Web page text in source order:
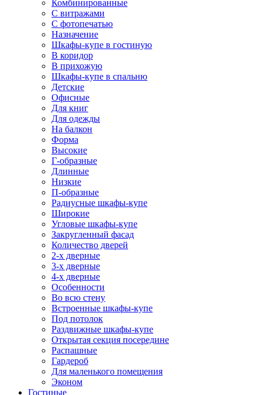
Комбинированные
С витражами
С фотопечатью
Назначение
Шкафы-купе в гостиную
В коридор
В прихожую
Шкафы-купе в спальню
Детские
Офисные
Для книг
Для одежды
На балкон
Форма
Высокие
Г-образные
Длинные
Низкие
П-образные
Радиусные шкафы-купе
Широкие
Угловые шкафы-купе
Закругленный фасад
Количество дверей
2-х дверные
3-х дверные
4-х дверные
Особенности
Во всю стену
Встроенные шкафы-купе
Под потолок
Раздвижные шкафы-купе
Открытая секция посередине
Распашные
Гардероб
Для маленького помещения
Эконом
Гостиные